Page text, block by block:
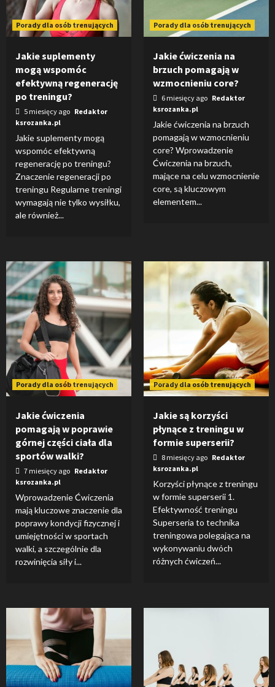
Porady dla osób trenujących
Jakie suplementy
mogą wspomóc
efektywną regenerację
po treningu?
5 miesięcy ago Redaktor
ksrozanka.pl
Jakie suplementy mogą
wspomóc efektywną
regenerację po treningu?
Znaczenie regeneracji po
treningu Regularne treningi
wymagają nie tylko wysiłku,
ale również...
Porady dla osób trenujących
Jakie ćwiczenia na
brzuch pomagają w
wzmocnieniu core?
6 miesięcy ago Redaktor
ksrozanka.pl
Jakie ćwiczenia na brzuch
pomagają w wzmocnieniu
core? Wprowadzenie
Ćwiczenia na brzuch,
mające na celu wzmocnienie
core, są kluczowym
elementem...
Porady dla osób trenujących
Jakie ćwiczenia
pomagają w poprawie
górnej części ciała dla
sportów walki?
7 miesięcy ago Redaktor
ksrozanka.pl
Wprowadzenie Ćwiczenia
mają kluczowe znaczenie dla
poprawy kondycji fizycznej i
umiejętności w sportach
walki, a szczególnie dla
rozwinięcia siły i...
Porady dla osób trenujących
Jakie są korzyści
płynące z treningu w
formie superserii?
8 miesięcy ago Redaktor
ksrozanka.pl
Korzyści płynące z treningu
w formie superserii 1.
Efektywność treningu
Superseria to technika
treningowa polegająca na
wykonywaniu dwóch
różnych ćwiczeń...